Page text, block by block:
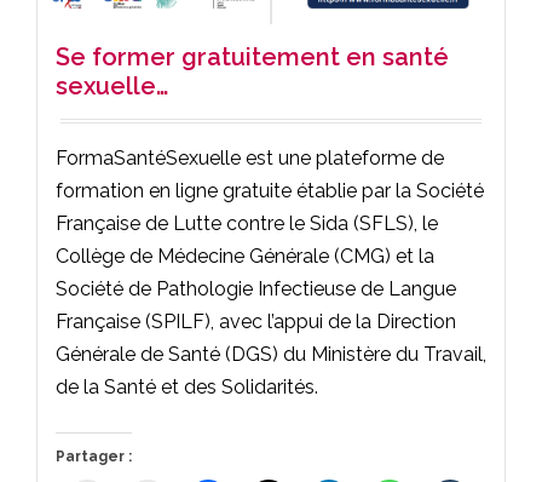
Se former gratuitement en santé
sexuelle…
FormaSantéSexuelle est une plateforme de
formation en ligne gratuite établie par la Société
Française de Lutte contre le Sida (SFLS), le
Collège de Médecine Générale (CMG) et la
Société de Pathologie Infectieuse de Langue
Française (SPILF), avec l’appui de la Direction
Générale de Santé (DGS) du Ministère du Travail,
de la Santé et des Solidarités.
Partager :